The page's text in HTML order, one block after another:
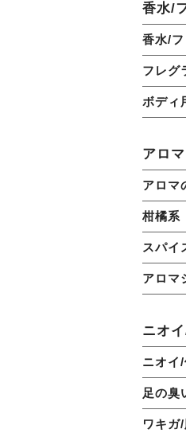
香水/
香水/
フレグ
ボディ
アロマ
アロマ
柑橘系
スパイ
アロマ
ニオ
ニオイ
足の臭
ワキガ